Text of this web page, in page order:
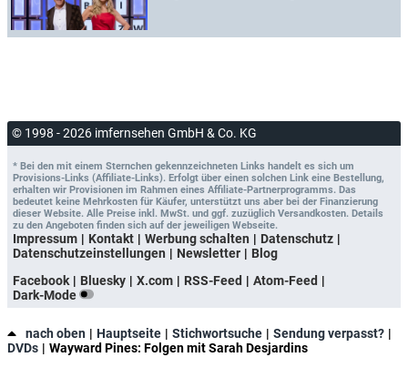
© 1998 - 2026 imfernsehen GmbH & Co. KG
* Bei den mit einem Sternchen gekennzeichneten Links handelt es sich um
Provisions-Links (Affiliate-Links). Erfolgt über einen solchen Link eine Bestellung,
erhalten wir Provisionen im Rahmen eines Affiliate-Partnerprogramms. Das
bedeutet keine Mehrkosten für Käufer, unterstützt uns aber bei der Finanzierung
dieser Website. Alle Preise inkl. MwSt. und ggf. zuzüglich Versandkosten. Details
zu den Angeboten finden sich auf der jeweiligen Webseite.
Impressum Kontakt Werbung schalten
Datenschutz
Datenschutzeinstellungen
Newsletter
Blog
Facebook
Bluesky X.com RSS-Feed
Atom-Feed
Dark-Mode
nach oben Hauptseite Stichwortsuche
Sendung verpasst?
DVDs
Wayward Pines: Folgen mit Sarah Desjardins